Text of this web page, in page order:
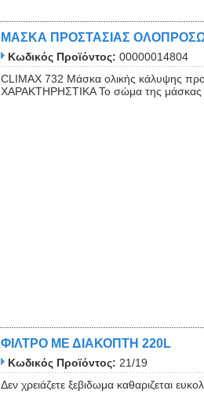
Close
ΜΑΣΚΑ ΠΡΟΣΤΑΣΙΑΣ
Κωδικός Προϊόντος: 00000014804
CLIMAX 732 Μάσκα ολικής κάλυψης
ΧΑΡΑΚΤΗΡΗΣΤΙΚΑ Το σώμα της μάσκας
ΦΙΛΤΡΟ ΜΕ ΔΙΑΚΟΠΤΗ 220L
Κωδικός Προϊόντος: 21/19
Δεν χρειάζετε ξεβιδωμα καθαριζεται